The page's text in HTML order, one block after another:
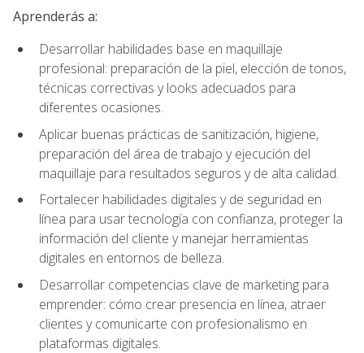
Aprenderás a:
Desarrollar habilidades base en maquillaje
profesional: preparación de la piel, elección de tonos,
técnicas correctivas y looks adecuados para
diferentes ocasiones.
Aplicar buenas prácticas de sanitización, higiene,
preparación del área de trabajo y ejecución del
maquillaje para resultados seguros y de alta calidad.
Fortalecer habilidades digitales y de seguridad en
línea para usar tecnología con confianza, proteger la
información del cliente y manejar herramientas
digitales en entornos de belleza.
Desarrollar competencias clave de marketing para
emprender: cómo crear presencia en línea, atraer
clientes y comunicarte con profesionalismo en
plataformas digitales.